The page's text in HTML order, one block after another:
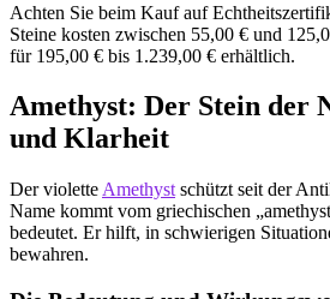
Achten Sie beim Kauf auf
Steine kosten zwischen 55,00 € und
für 195,00 € bis 1.239,00 € erhältlich.
Amethyst: Der Stein der
und Klarheit
Der violette Amethyst schützt seit der
Name kommt vom griechischen
bedeutet. Er hilft, in schwierigen
bewahren.